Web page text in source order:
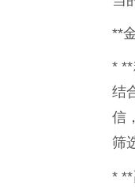
**
*
结
信
筛
*